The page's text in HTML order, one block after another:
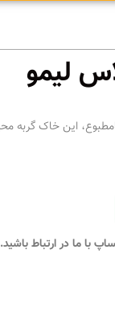
لیمو
این خاک گربه
با ما در ارتباط باشید.